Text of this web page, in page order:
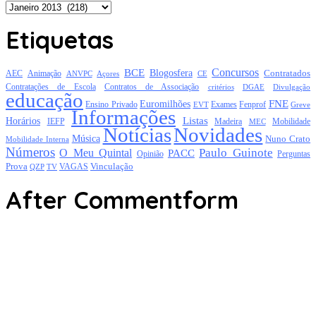
Arquivo
Etiquetas
AEC Animação ANVPC Açores BCE Blogosfera CE Concursos Contratados
Contratações de Escola Contratos de Associação critérios DGAE Divulgação
educação Ensino Privado Euromilhões EVT Exames Fenprof FNE Greve
Horários IEFP Informações Listas Madeira MEC Mobilidade
Mobilidade Interna Música NotíciasNovidades Nuno Crato
Números O Meu Quintal Opinião PACC Paulo Guinote Perguntas
Prova QZP TV VAGAS Vinculação
After Commentform